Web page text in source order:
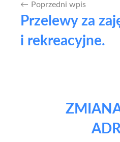
Nawigacja
wpisu
Poprzedni wpis
Przelewy za
i rekreacyjne.